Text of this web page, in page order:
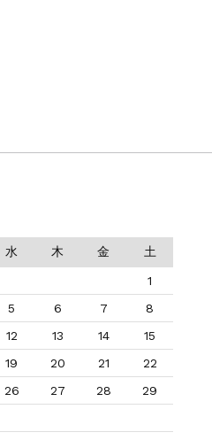
水 木 金 土
1
5 6 7
8
12 13 14
15
19 20 21
22
26 27 28
29